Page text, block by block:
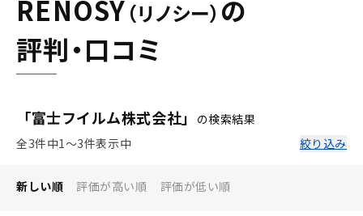
RENOSY （リノシー） の
評判・口コミ
「富士フイルム株式会社」
の検索結果
全3件中1〜3件表示中
絞り込み
新しい順 評価が高い順 評価が低い順